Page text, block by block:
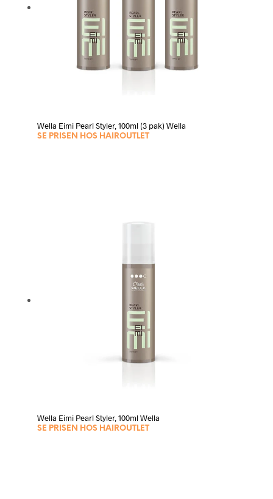
Wella Eimi Pearl Styler, 100ml (3 pak) Wella
SE PRISEN HOS HAIROUTLET
Wella Eimi Pearl Styler, 100ml Wella
SE PRISEN HOS HAIROUTLET